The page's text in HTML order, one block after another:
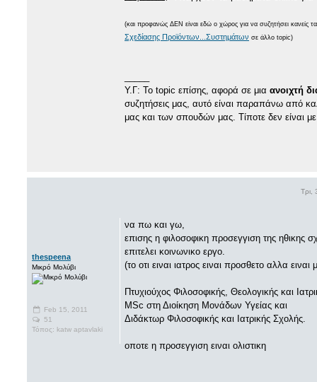
(και προφανώς ΔΕΝ είναι εδώ ο χώρος για να συζητήσει κανείς
Σχεδίασης Προϊόντων...Συστημάτων σε άλλο topic)
Υ.Γ: Το topic επίσης, αφορά σε μια ανοιχτή
συζητήσεις μας, αυτό είναι παραπάνω από
μας και των σπουδών μας. Τίποτε δεν
Τρι,
thespeena
Μικρό Μολύβι
Feb 15, 2011
51
Τόπος: katw aptavlaki
να πω και γω,
επισης η φιλοσοφικη προσεγγιση της ηθικης
επιτελει κοινωνικο εργο.
(το οτι ειναι ιατρος ειναι προσθετο αλλα
Πτυχιούχος Φιλοσοφικής, Θεολογικής και
MSc στη Διοίκηση Μονάδων Υγείας και
Διδάκτωρ Φιλοσοφικής και Ιατρικής Σχολής.
οποτε η προσεγγιση ειναι ολιστικη